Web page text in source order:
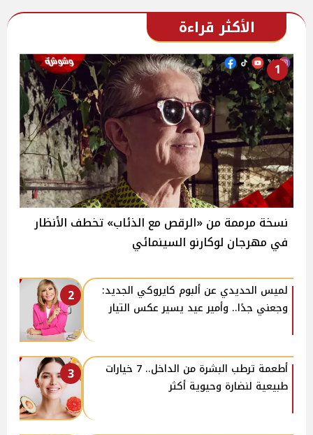
الأكثر قراءة
1
نسخة مرممة من «الرقص مع الذئاب» تخطف الأنظار
في مهرجان لوكارنو السينمائي
2
لميس الحديدي عن ألبوم كايروكي الجديد:
وجعني جدًا.. وأمير عيد يسير عكس التيار
3
أطعمة ترطب البشرة من الداخل.. 7 خيارات
طبيعية لنضارة وحيوية أكثر